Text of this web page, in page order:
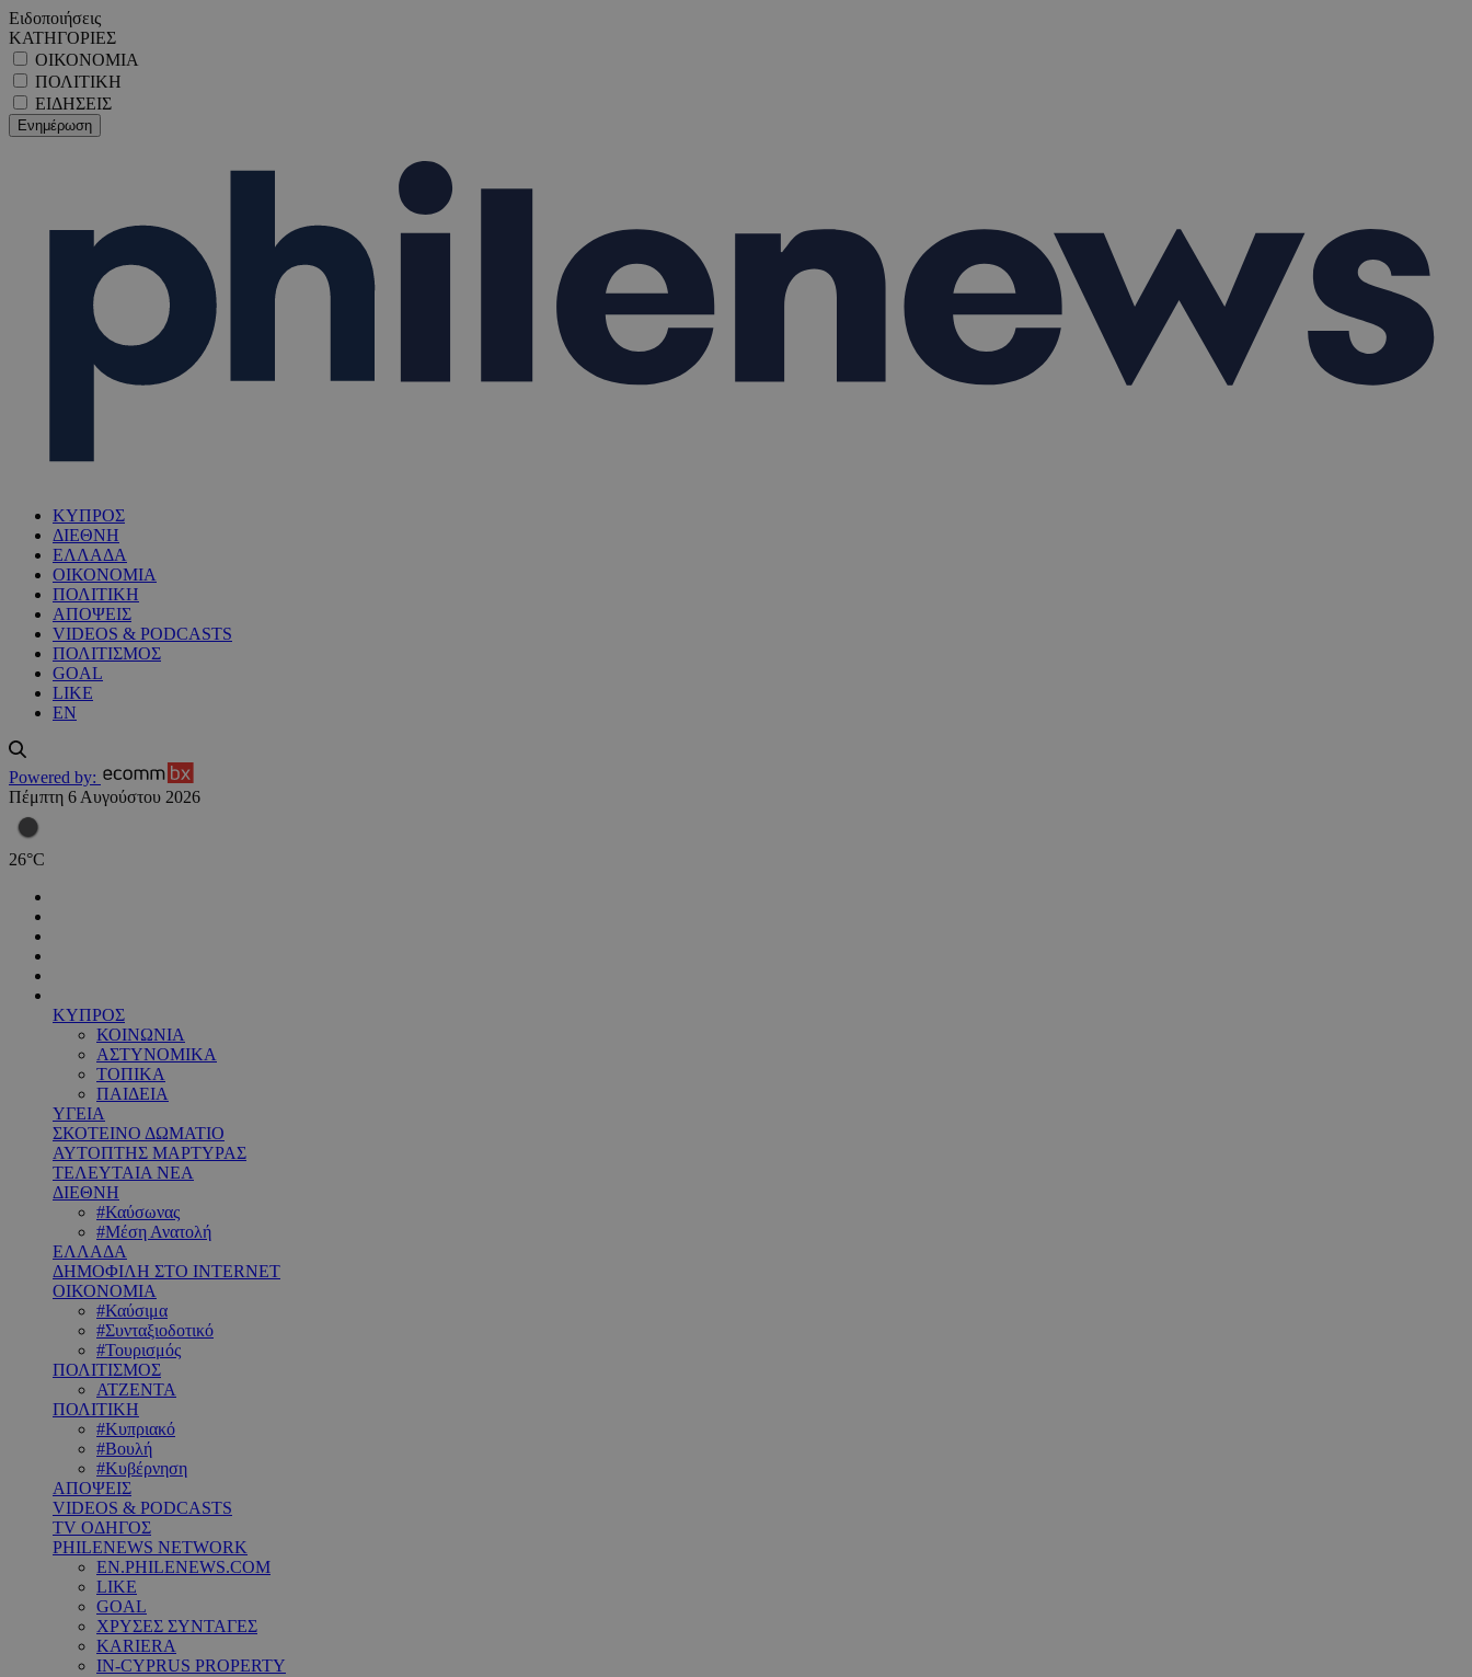
Ειδοποιήσεις
ΚΑΤΗΓΟΡΙΕΣ
ΟΙΚΟΝΟΜΙΑ
ΠΟΛΙΤΙΚΗ
ΕΙΔΗΣΕΙΣ
ΚΥΠΡΟΣ
ΔΙΕΘΝΗ
ΕΛΛΑΔΑ
ΟΙΚΟΝΟΜΙΑ
ΠΟΛΙΤΙΚΗ
ΑΠΟΨΕΙΣ
VIDEOS & PODCASTS
ΠΟΛΙΤΙΣΜΟΣ
GOAL
LIKE
EN
Powered by:
Πέμπτη 6 Αυγούστου 2026
26°C
ΚΥΠΡΟΣ
ΚΟΙΝΩΝΙΑ
ΑΣΤΥΝΟΜΙΚΑ
ΤΟΠΙΚΑ
ΠΑΙΔΕΙΑ
ΥΓΕΙΑ
ΣΚΟΤΕΙΝΟ ΔΩΜΑΤΙΟ
ΑΥΤΟΠΤΗΣ ΜΑΡΤΥΡΑΣ
ΤΕΛΕΥΤΑΙΑ ΝΕΑ
ΔΙΕΘΝΗ
#Καύσωνας
#Μέση Ανατολή
ΕΛΛΑΔΑ
ΔΗΜΟΦΙΛΗ ΣΤΟ INTERNET
ΟΙΚΟΝΟΜΙΑ
#Καύσιμα
#Συνταξιοδοτικό
#Τουρισμός
ΠΟΛΙΤΙΣΜΟΣ
ΑΤΖΕΝΤΑ
ΠΟΛΙΤΙΚΗ
#Κυπριακό
#Βουλή
#Κυβέρνηση
ΑΠΟΨΕΙΣ
VIDEOS & PODCASTS
TV ΟΔΗΓΟΣ
PHILENEWS NETWORK
EN.PHILENEWS.COM
LIKE
GOAL
ΧΡΥΣΕΣ ΣΥΝΤΑΓΕΣ
KARIERA
IN-CYPRUS PROPERTY